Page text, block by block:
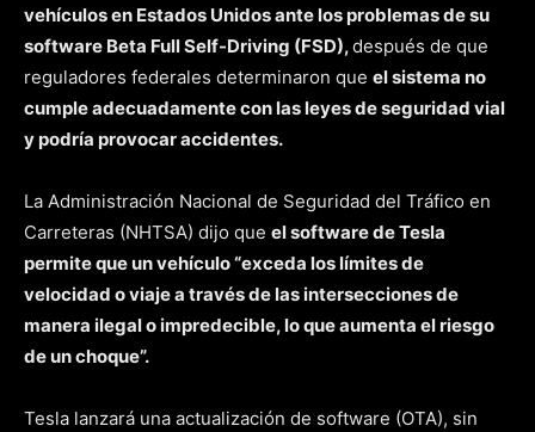
vehículos en Estados Unidos ante los problemas de su
software Beta Full Self-Driving (FSD),después de que
reguladores federales determinaron que el sistema no
cumple adecuadamente con las leyes de seguridad vial
y podría provocar accidentes.
La Administración Nacional de Seguridad del Tráfico en
Carreteras (NHTSA) dijo que el software de Tesla
permite que un vehículo “exceda los límites de
velocidad o viaje a través de las intersecciones de
manera ilegal o impredecible, lo que aumenta el riesgo
de un choque”.
Tesla lanzará una actualización de software (OTA), sin